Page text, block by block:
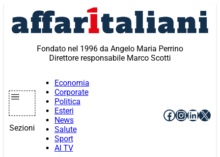
contenuto
Fondato nel 1996 da Angelo Maria Perrino
Direttore responsabile Marco Scotti
Sezioni
Economia
Corporate
Politica
Esteri
News
Salute
Sport
AI TV
Facebook
X